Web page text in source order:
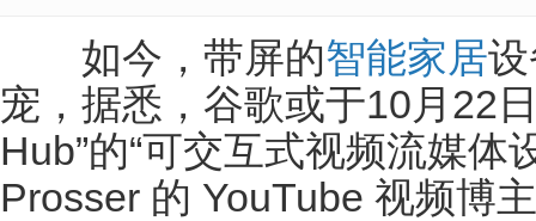
如今，带屏的智能家居
宠，据悉，谷歌或于10月22
Hub”的“可交互式视频流媒体
Prosser 的 YouTube 视频博